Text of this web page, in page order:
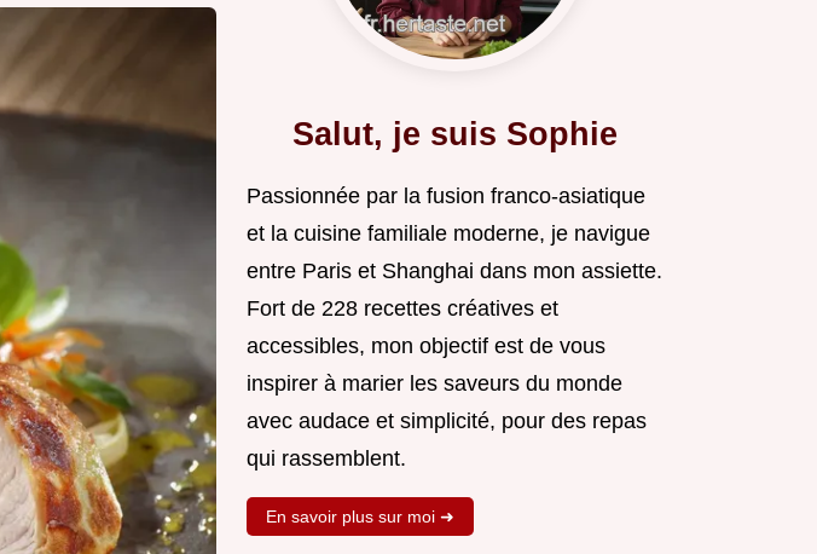
Salut, je suis Sophie
Passionnée par la fusion franco-asiatique
et la cuisine familiale moderne, je navigue
entre Paris et Shanghai dans mon assiette.
Fort de 228 recettes créatives et
accessibles, mon objectif est de vous
inspirer à marier les saveurs du monde
avec audace et simplicité, pour des repas
qui rassemblent.
En savoir plus sur moi ➜